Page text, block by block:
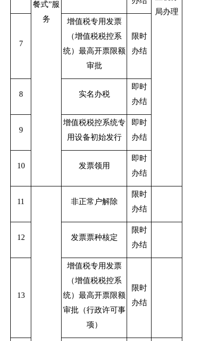
餐式”服
务
局办理
7
增值税专用发票
（增值税税控系
统）最高开票限额
审批
限时
办结
8 实名办税
即时
办结
9
增值税税控系统专
用设备初始发行
即时
办结
10 发票领用
即时
办结
11 非正常户解除
限时
办结
12 发票票种核定
限时
办结
13
增值税专用发票
（增值税税控系
统）最高开票限额
审批（行政许可事
项）
限时
办结